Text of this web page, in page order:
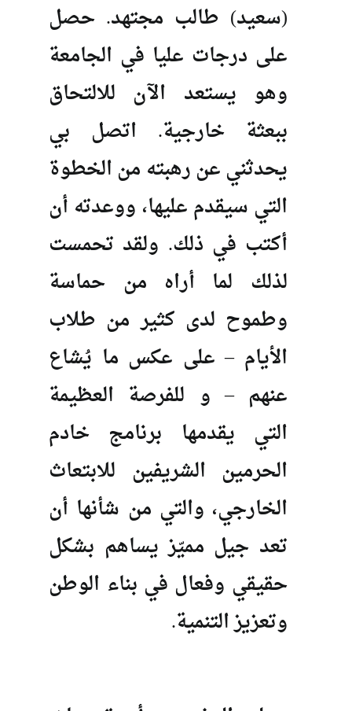
(سعيد) طالب مجتهد. حصل
على درجات عليا في الجامعة
وهو يستعد الآن للالتحاق
ببعثة خارجية. اتصل بي
يحدثني عن رهبته من الخطوة
التي سيقدم عليها، ووعدته أن
أكتب في ذلك. ولقد تحمست
لذلك لما أراه من حماسة
وطموح لدى كثير من طلاب
الأيام – على عكس ما يُشاع
عنهم – و للفرصة العظيمة
التي يقدمها برنامج خادم
الحرمين الشريفين للابتعاث
الخارجي، والتي من شأنها أن
تعد جيل مميّز يساهم بشكل
حقيقي وفعال في بناء الوطن
وتعزيز التنمية.